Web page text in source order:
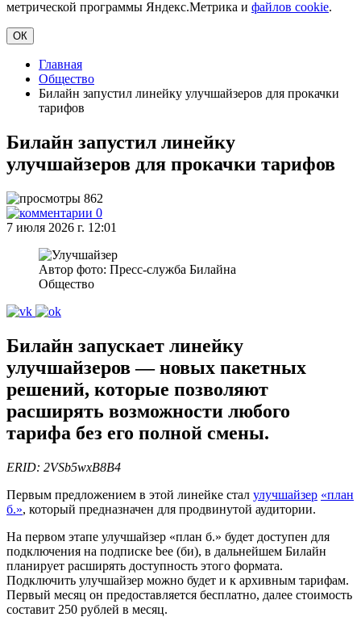
метрической программы Яндекс.Метрика и файлов cookie.
ОК
Главная
Общество
Билайн запустил линейку улучшайзеров для прокачки
тарифов
Билайн запустил линейку
улучшайзеров для прокачки тарифов
862
0
7 июля 2026 г. 12:01
Автор фото: Пресс-служба Билайна
Общество
Билайн запускает линейку
улучшайзеров — новых пакетных
решений, которые позволяют
расширять возможности любого
тарифа без его полной смены.
ERID: 2VSb5wxB8B4
Первым предложением в этой линейке стал улучшайзер «план
б.», который предназначен для продвинутой аудитории.
На первом этапе улучшайзер «план б.» будет доступен для
подключения на подписке bee (би), в дальнейшем Билайн
планирует расширять доступность этого формата.
Подключить улучшайзер можно будет и к архивным тарифам.
Первый месяц он предоставляется бесплатно, далее стоимость
составит 250 рублей в месяц.